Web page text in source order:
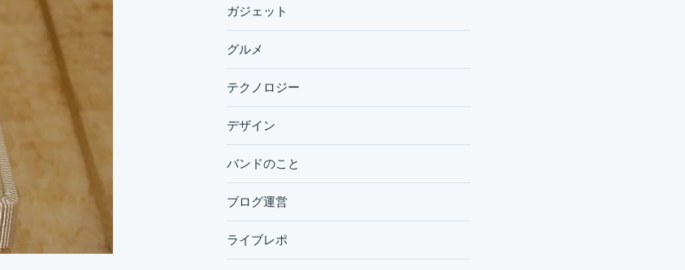
ガジェット
グルメ
テクノロジー
デザイン
バンドのこと
ブログ運営
ライブレポ